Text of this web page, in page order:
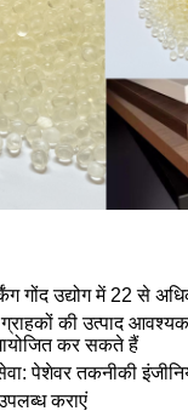
गोंद उद्योग में 22 से
की उत्पाद
कर सकते हैं
पेशेवर तकनीकी
कराएं